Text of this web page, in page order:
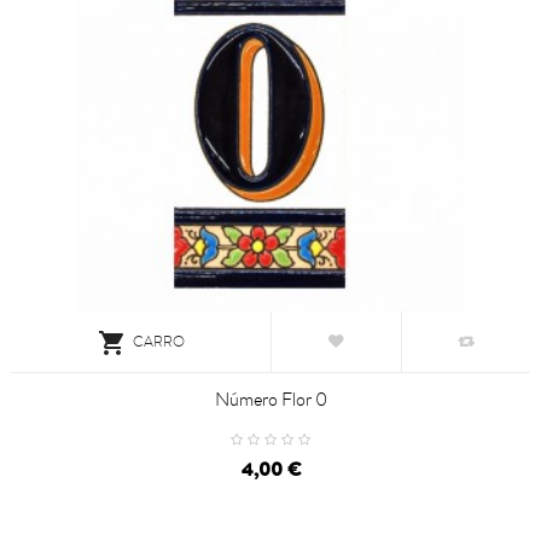
 CARRO
Número Flor 0
4,00 €